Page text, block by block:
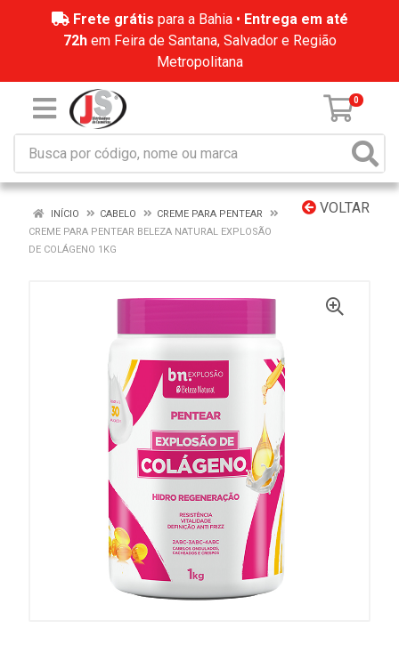
Frete grátis para a Bahia • Entrega em até
72hem Feira de Santana, Salvador e Região
Metropolitana
0
VOLTAR
INÍCIO CABELO
CREME PARA PENTEAR
CREME PARA PENTEAR BELEZA NATURAL EXPLOSÃO
DE COLÁGENO 1KG